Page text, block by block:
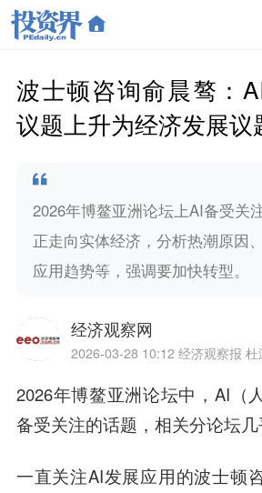
波士顿咨询俞晨骜：
议题上升为经济发展议
2026年博鳌亚洲论坛上AI备受关
正走向实体经济，分析热潮原因
应用趋势等，强调要加快转型。
经济观察网
2026-03-28 10:12 经济观察报 杜
2026年博鳌亚洲论坛中，AI（
备受关注的话题，相关分论坛几
一直关注AI发展应用的波士顿